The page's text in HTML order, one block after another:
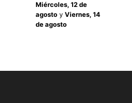
Miércoles, 12 de
agostoy Viernes, 14
de agosto